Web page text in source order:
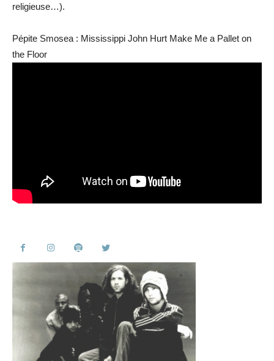
religieuse…).
Pépite Smosea : Mississippi John Hurt Make Me a Pallet on
the Floor